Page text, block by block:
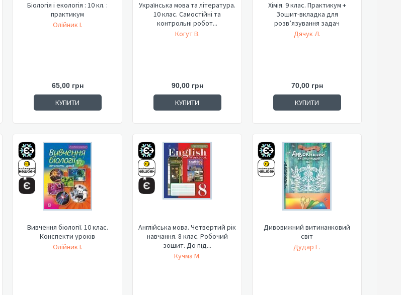
Біологія і екологія : 10 кл. :
практикум
Олійник І.
65,00 грн
КУПИТИ
Українська мова та література.
10 клас. Самостійні та
контрольні робот...
Когут В.
90,00 грн
КУПИТИ
Хімія. 9 клас. Практикум +
Зошит-вкладка для
розв’язування задач
Дячук Л.
70,00 грн
КУПИТИ
Вивчення біології. 10 клас.
Конспекти уроків
Олійник І.
Англійська мова. Четвертий рік
навчання. 8 клас. Робочий
зошит. До під...
Кучма М.
Дивовижний витинанковий
світ
Дудар Г.